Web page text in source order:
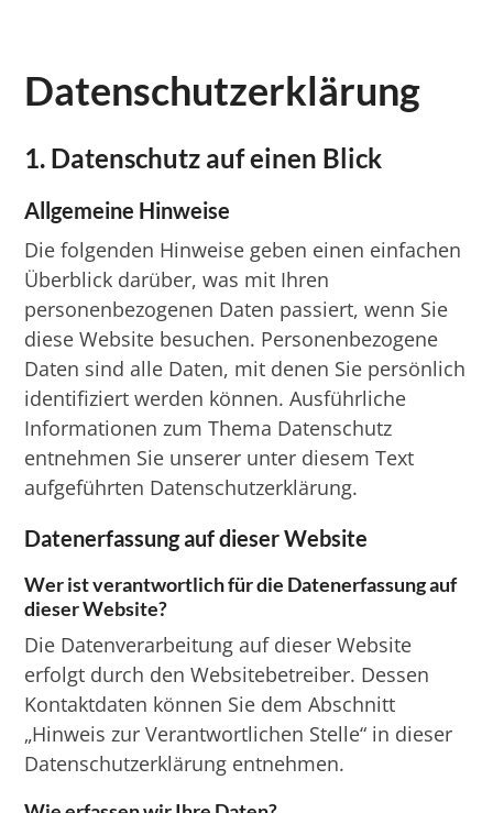
Datenschutz­erklärung
1. Datenschutz auf einen Blick
Allgemeine Hinweise
Die folgenden Hinweise geben einen einfachen
Überblick darüber, was mit Ihren
personenbezogenen Daten passiert, wenn Sie
diese Website besuchen. Personenbezogene
Daten sind alle Daten, mit denen Sie persönlich
identifiziert werden können. Ausführliche
Informationen zum Thema Datenschutz
entnehmen Sie unserer unter diesem Text
aufgeführten Datenschutzerklärung.
Datenerfassung auf dieser Website
Wer ist verantwortlich für die Datenerfassung auf
dieser Website?
Die Datenverarbeitung auf dieser Website
erfolgt durch den Websitebetreiber. Dessen
Kontaktdaten können Sie dem Abschnitt
„Hinweis zur Verantwortlichen Stelle“ in dieser
Datenschutzerklärung entnehmen.